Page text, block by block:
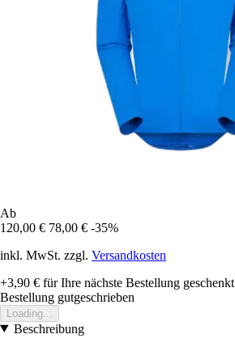
Ab
120,00 € 78,00 € -35%
inkl. MwSt. zzgl. Versandkosten
+3,90 € für Ihre nächste Bestellung geschenkt
Bestellung gutgeschrieben
Loading...
Beschreibung